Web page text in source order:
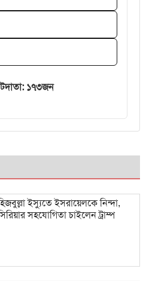
১৭৩জন
ইস্যুতে ইসরায়েলকে নিন্দা,
সহযোগিতা চাইলেন ট্রাম্প